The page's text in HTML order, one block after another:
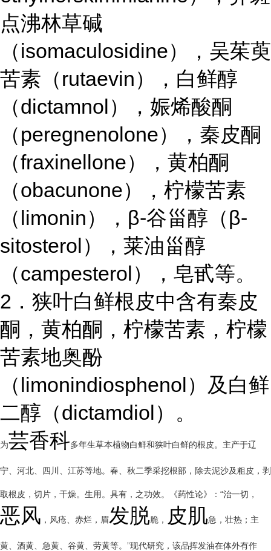
点沸林草碱
（isomaculosidine），吴茱萸
苦素（rutaevin），白鲜醇
（dictamnol），娠烯酸酮
（peregnenolone），秦皮酮
（fraxinellone），黄柏酮
（obacunone），柠檬苦素
（limonin），β-谷甾醇（β-
sitosterol），莱油甾醇
（campesterol），皂甙等。
2．狭叶白鲜根皮中含有秦皮
酮，黄柏酮，柠檬苦素，柠檬
苦素地奥酚
（limonindiosphenol）及白鲜
二醇（dictamdiol）。
为芸香科多年生草本植物白鲜和狭叶白鲜的根皮。主产于辽
宁、河北、四川、江苏等地。春、秋二季采挖根部，除去泥沙及粗皮，剥
取根皮，切片，干燥。生用。具有，之功效。《药性论》：“治一切，
恶风 ，风疮、赤烂，眉发脱脆， 皮肌急，壮热；主
黄、酒黄、急黄、谷黄、劳黄等。”现代研究，该品挥发油在体外有作